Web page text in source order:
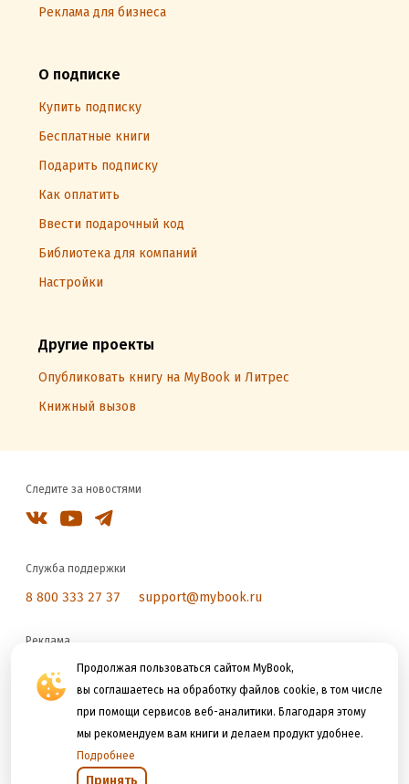
Продолжая пользоваться сайтом MyBook,
вы соглашаетесь на обработку файлов cookie, в том числе
при помощи сервисов веб-аналитики. Благодаря этому
мы рекомендуем вам книги и делаем продукт удобнее.
Подробнее
Принять
Реклама для бизнеса
О подписке
Купить подписку
Бесплатные книги
Подарить подписку
Как оплатить
Ввести подарочный код
Библиотека для компаний
Настройки
Другие проекты
Опубликовать книгу на MyBook и Литрес
Книжный вызов
Следите за новостями
Служба поддержки
8 800 333 27 37 support@mybook.ru
Реклама
reklama@litres.ru
Мы принимаем к оплате